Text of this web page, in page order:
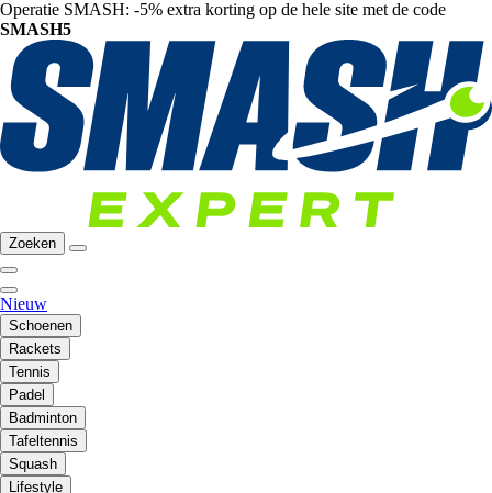
Operatie SMASH: -5% extra korting op de hele site met de code
SMASH5
Zoeken
Nieuw
Schoenen
Rackets
Tennis
Padel
Badminton
Tafeltennis
Squash
Lifestyle